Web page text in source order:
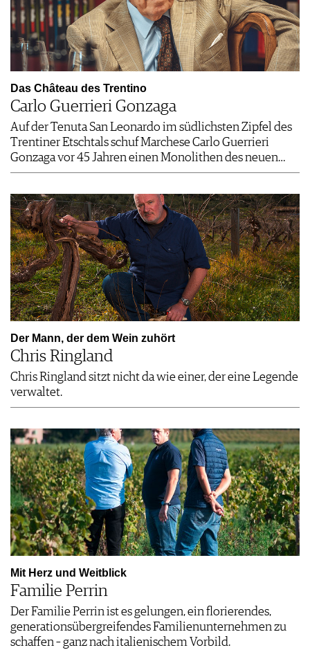
Das Château des Trentino
Carlo Guerrieri Gonzaga
Auf der Tenuta San Leonardo im südlichsten Zipfel des
Trentiner Etschtals schuf Marchese Carlo Guerrieri
Gonzaga vor 45 Jahren einen Monolithen des neuen…
Der Mann, der dem Wein zuhört
Chris Ringland
Chris Ringland sitzt nicht da wie einer, der eine Legende
verwaltet.
Mit Herz und Weitblick
Familie Perrin
Der Familie Perrin ist es gelungen, ein florierendes,
generationsübergreifendes Familienunternehmen zu
schaffen – ganz nach italienischem Vorbild.